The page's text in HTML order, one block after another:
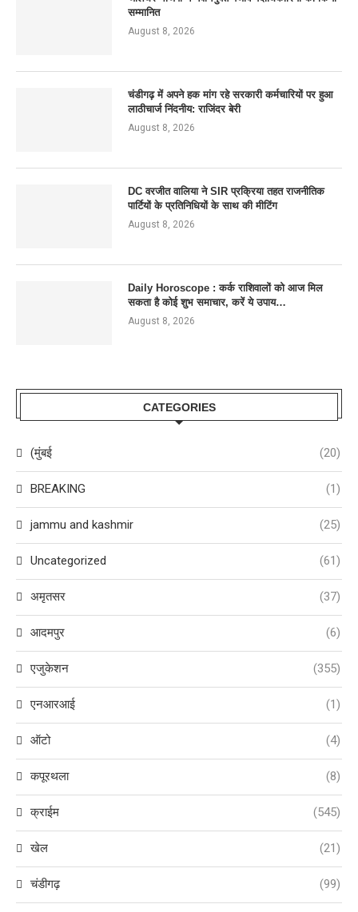
सम्मानित
August 8, 2026
चंडीगढ़ में अपने हक मांग रहे सरकारी कर्मचारियों पर हुआ
लाठीचार्ज निंदनीय: राजिंदर बेरी
August 8, 2026
DC वरजीत वालिया ने SIR प्रक्रिया तहत राजनीतिक
पार्टियों के प्रतिनिधियों के साथ की मीटिंग
August 8, 2026
Daily Horoscope : कर्क राशिवालों को आज मिल
सकता है कोई शुभ समाचार, करें ये उपाय…
August 8, 2026
CATEGORIES
(मुंबई (20)
BREAKING (1)
jammu and kashmir (25)
Uncategorized (61)
अमृतसर (37)
आदमपुर (6)
एजुकेशन (355)
एनआरआई (1)
ऑटो (4)
कपूरथला (8)
क्राईम (545)
खेल (21)
चंडीगढ़ (99)